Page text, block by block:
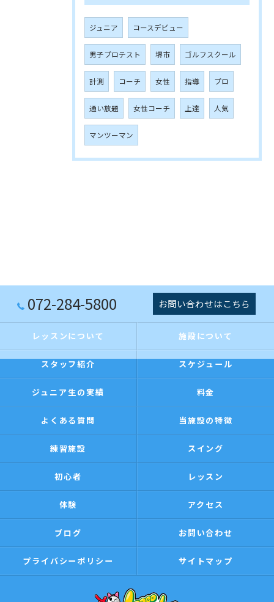
ジュニア コースデビュー
男子プロテスト 堺市 ゴルフスクール
計測 コーチ 女性 指導 プロ
通い放題 女性コーチ 上達 人気
マンツーマン
072-284-5800 お問い合わせはこちら
レッスンについて 施設について
スタッフ紹介 スケジュール
ジュニア生の実績 料金
よくある質問 当施設の特徴
練習施設 スイング
初心者 レッスン
体験 アクセス
ブログ お問い合わせ
プライバシーポリシー サイトマップ